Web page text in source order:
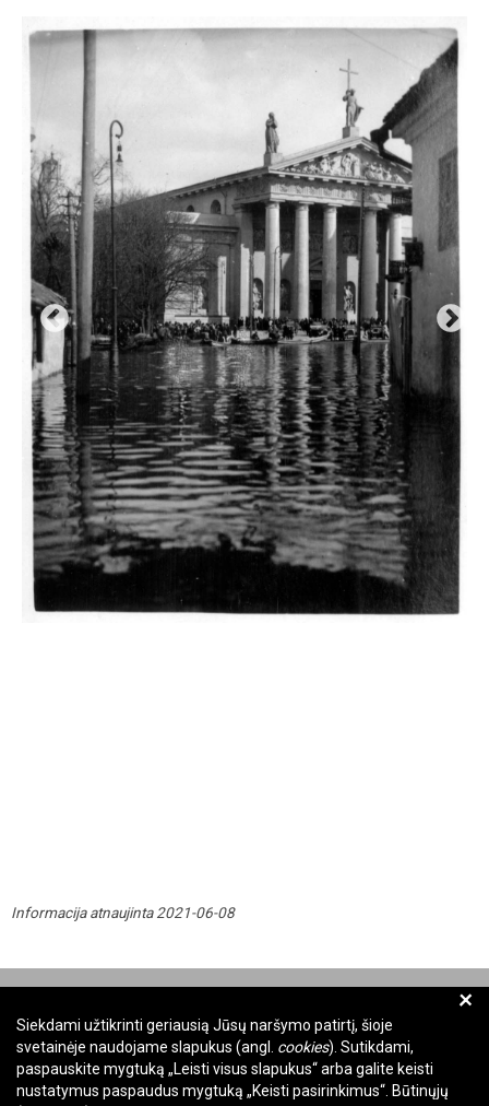
Informacija atnaujinta 2021-06-08
+
Siekdami užtikrinti geriausią Jūsų naršymo patirtį, šioje
svetainėje naudojame slapukus (angl. cookies). Sutikdami,
paspauskite mygtuką „Leisti visus slapukus“ arba galite keisti
nustatymus paspaudus mygtuką „Keisti pasirinkimus“. Būtinųjų